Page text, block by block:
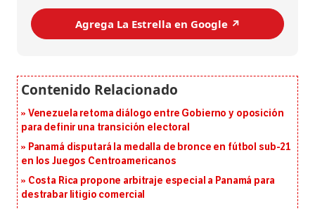
Agrega La Estrella en Google ↗️
Venezuela retoma diálogo entre Gobierno y oposición
para definir una transición electoral
Panamá disputará la medalla de bronce en fútbol sub-21
en los Juegos Centroamericanos
Costa Rica propone arbitraje especial a Panamá para
destrabar litigio comercial